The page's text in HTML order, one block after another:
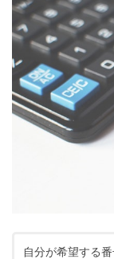
自分が希望する